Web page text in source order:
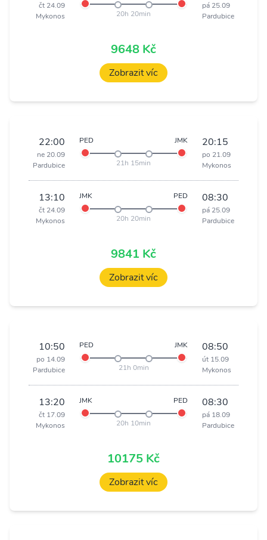
čt 24.09
Mykonos
20h 20min
pá 25.09
Pardubice
9648 Kč
Zobrazit víc
22:00
ne 20.09
Pardubice
PED JMK
21h 15min
20:15
po 21.09
Mykonos
13:10
čt 24.09
Mykonos
JMK PED
20h 20min
08:30
pá 25.09
Pardubice
9841 Kč
Zobrazit víc
10:50
po 14.09
Pardubice
PED JMK
21h 0min
08:50
út 15.09
Mykonos
13:20
čt 17.09
Mykonos
JMK PED
20h 10min
08:30
pá 18.09
Pardubice
10175 Kč
Zobrazit víc